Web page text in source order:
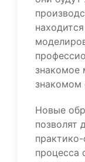
знакомое
знакомом
Новые
позволят
процесса